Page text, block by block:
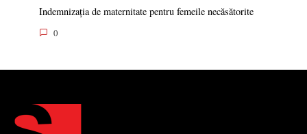
Indemnizația de maternitate pentru femeile necăsătorite
0